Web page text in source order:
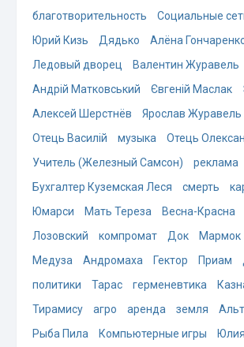
благотворительность
Социальные
Юрий Кизь
Дядько
Алёна
Ледовый дворец
Валентин Журавель
Андрій Матковський
Євгеній Маслак
Алексей Шерстнёв
Ярослав Журавель
Отець Василій
музыка Отець
Учитель (Железный Самсон)
реклама
Бухгалтер Куземская Леся
смерть
Юмарси
Мать Тереза Весна-Красна
Лозовский
компромат Док Мармок
Медуза
Андромаха Гектор Приам
политики
Тарас герменевтика
Тирамису
агро аренда земля
Рыба Пила
Компьютерные игры Юлия